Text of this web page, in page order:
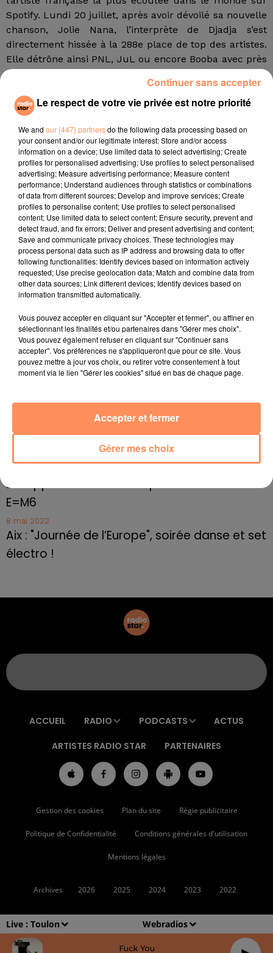
Live : Toulon Webradios
Fuck You
Spotify. Lundi 20 juillet, après avoir dévoilé sa nouvelle
chanson, Jolie Nana, l’interprète de Djadja s’est
directement hissée à la 288e place de top des artistes.
Elle détrône ainsi PNL, JuL ou encore Booba avec près
de douze millions d'auditeurs par mois. Aya Nakamura
a réagi à la nouvelle sur Twitter :"EH BHEEE !! Merci à
vous pour tout ça."En quelques jours, le nouveau titre
de la jeune femme comptabilise déjà plus de 4,5
millions de vues sur YouTube. C’est le démarrage le
plus fort pour l’artiste depuis le succès du morceau
Djadja.
fil actus
4 juillet 2022
Radio Star Live avec Dadju
27 juin 2022
Marseille : une application pour mettre en
relation extras et...
Le cocholed pour jouer à la pétanque
jusqu'au bout de la nuit !
10 mai 2022
Toulon : des quais électrifiés pour 2023 !
Cassis organise sa traditionnelle "Fête du vin"
Marseille : appel à témoins pour retrouver
Le rappeur marseillais Soprano invité de
E=M6
8 mai 2022
Aix : "Journée de l’Europe", soirée danse et set
électro !
ACCUEIL RADIO PODCASTS ACTUS
ARTISTES RADIO STAR PARTENAIRES
Gestion des cookies Plan du site Régie publicitaire
Politique de Confidentialité Conditions générales d'utilisation
Mentions légales
Archives 2026 2025 2024 2023 2022
Le respect de votre vie privée est notre priorité
We and our (447) partnersdo the following data processing based on
your consent and/or our legitimate interest: Store and/or access
information on a device; Use limited data to select advertising; Create
profiles for personalised advertising; Use profiles to select personalised
advertising; Measure advertising performance; Measure content
performance; Understand audiences through statistics or combinations
of data from different sources; Develop and improve services; Create
profiles to personalise content; Use profiles to select personalised
content; Use limited data to select content; Ensure security, prevent and
detect fraud, and fix errors; Deliver and present advertising and content;
Save and communicate privacy choices. These technologies may
process personal data such as IP address and browsing data to offer
following functionalities: Identify devices based on information actively
requested; Use precise geolocation data; Match and combine data from
other data sources; Link different devices; Identify devices based on
information transmitted automatically.
Vous pouvez accepter en cliquant sur "Accepter et fermer", ou affiner en
sélectionnant les finalités et/ou partenaires dans "Gérer mes choix".
Vous pouvez également refuser en cliquant sur "Continuer sans
accepter". Vos préférences ne s'appliqueront que pour ce site. Vous
pouvez mettre à jour vos choix, ou retirer votre consentement à tout
moment via le lien "Gérer les cookies" situé en bas de chaque page.
Gérer mes choix
Accepter et fermer
Continuer sans accepter